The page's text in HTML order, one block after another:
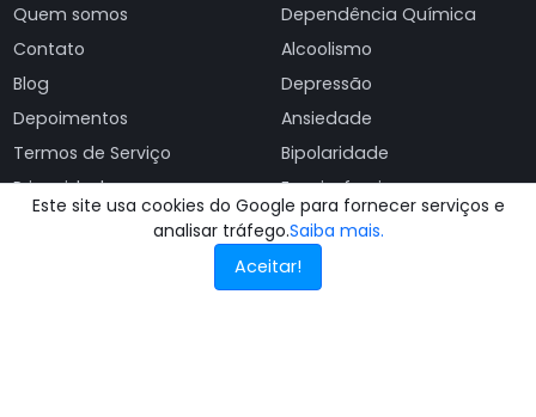
Quem somos
Contato
Blog
Depoimentos
Termos de Serviço
Privacidade
Dependência Química
Alcoolismo
Depressão
Ansiedade
Bipolaridade
Esquizofrenia
TOC
Este site usa cookies do Google para fornecer serviços e
analisar tráfego.Saiba mais.
Aceitar!